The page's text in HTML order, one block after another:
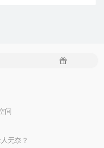
随
间
无奈？